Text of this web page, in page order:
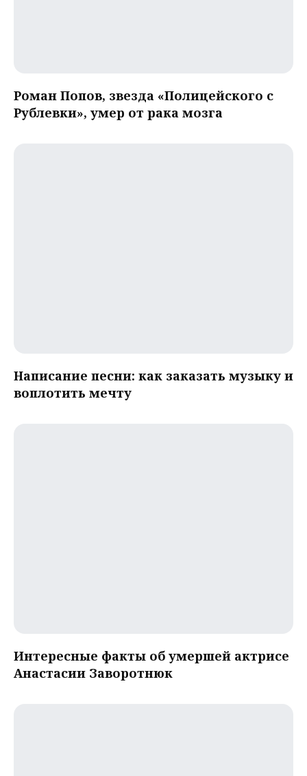
Роман Попов, звезда «Полицейского с
Рублевки», умер от рака мозга
Написание песни: как заказать музыку и
воплотить мечту
Интересные факты об умершей актрисе
Анастасии Заворотнюк